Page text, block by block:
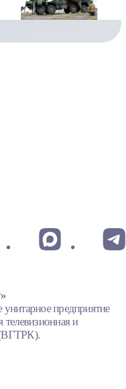
унитарное предприятие
телевизионная и
(ВГТРК).